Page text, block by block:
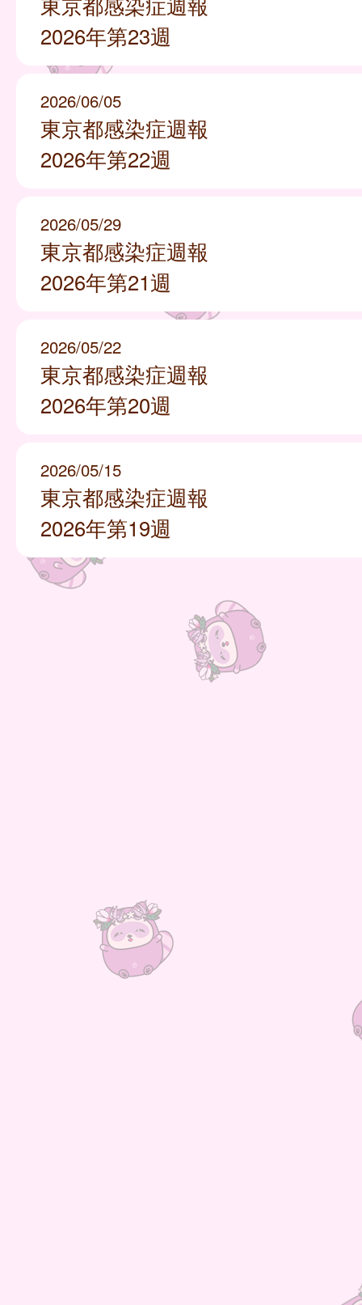
2026年第23週
2026/06/05
東京都感染症週報
2026年第22週
2026/05/29
東京都感染症週報
2026年第21週
2026/05/22
東京都感染症週報
2026年第20週
2026/05/15
東京都感染症週報
2026年第19週